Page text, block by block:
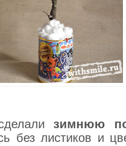
зимнюю
без листиков и